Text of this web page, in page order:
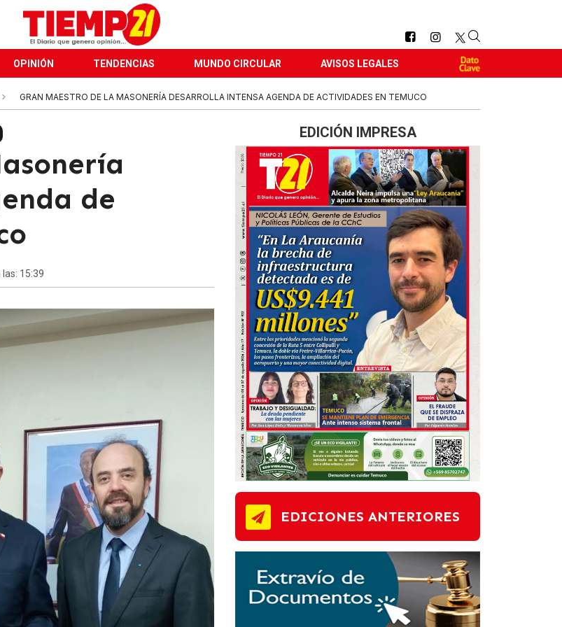
OPINIÓN TENDENCIAS MUNDO CIRCULAR AVISOS LEGALES
GRAN MAESTRO DE LA MASONERÍA DESARROLLA INTENSA AGENDA DE ACTIVIDADES EN TEMUCO
de
las: 15:39
EDICIÓN IMPRESA
EDICIONES ANTERIORES